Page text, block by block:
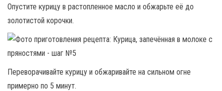
Опустите курицу в растопленное масло и обжарьте её до
золотистой корочки.
Переворачивайте курицу и обжаривайте на сильном огне
примерно по 5 минут.